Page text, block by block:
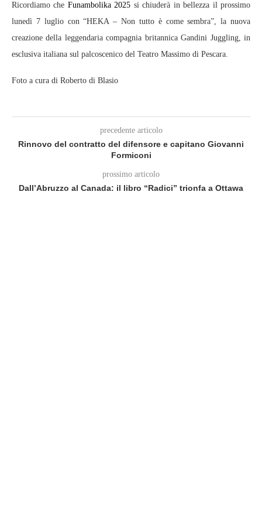
Ricordiamo che Funambolika 2025 si chiuderà in bellezza il prossimo
lunedì 7 luglio con “HEKA – Non tutto è come sembra”, la nuova
creazione della leggendaria compagnia britannica Gandini Juggling, in
esclusiva italiana sul palcoscenico del Teatro Massimo di Pescara.
Foto a cura di Roberto di Blasio
precedente articolo
Rinnovo del contratto del difensore e capitano Giovanni
Formiconi
prossimo articolo
Dall’Abruzzo al Canada: il libro “Radici” trionfa a Ottawa